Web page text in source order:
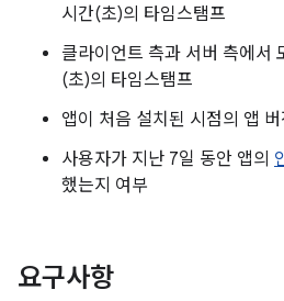
시간(초)의 타임스탬프
클라이언트 측과 서버 측에서
(초)의 타임스탬프
앱이 처음 설치된 시점의 앱 버
사용자가 지난 7일 동안 앱의
했는지 여부
요구사항